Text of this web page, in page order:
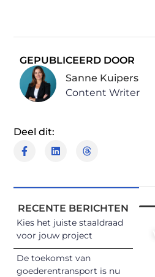
GEPUBLICEERD DOOR
Sanne Kuipers
Content Writer
Deel dit:
RECENTE BERICHTEN
Kies het juiste staaldraad
voor jouw project
De toekomst van
goederentransport is nu